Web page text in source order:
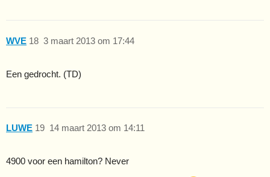
WVE 3 maart 2013 om 17:44
18
Een gedrocht. (TD)
LUWE 14 maart 2013 om 14:11
19
4900 voor een hamilton? Never